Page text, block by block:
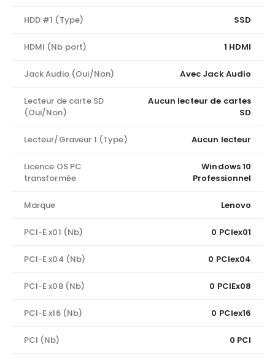
HDD #1 (Type) SSD
HDMI (Nb port) 1 HDMI
Jack Audio (Oui/Non) Avec Jack Audio
Lecteur de carte SD
(Oui/Non)
Aucun lecteur de cartes
SD
Lecteur/Graveur 1 (Type) Aucun lecteur
Licence OS PC
transformée
Windows 10
Professionnel
Marque Lenovo
PCI-E x01 (Nb) 0 PCIex01
PCI-E x04 (Nb) 0 PCIex04
PCI-E x08 (Nb) 0 PCIEx08
PCI-E x16 (Nb) 0 PCIex16
PCI (Nb) 0 PCI